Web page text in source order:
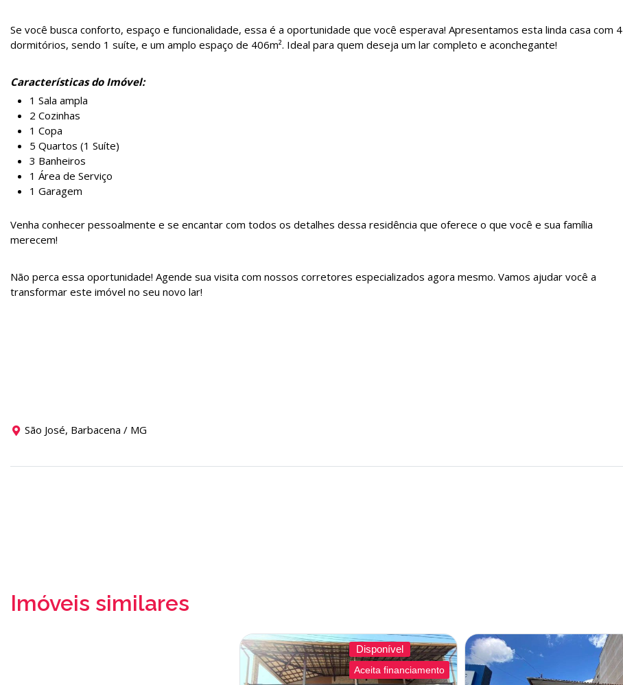
Se você busca conforto, espaço e funcionalidade, essa é a oportunidade que você esperava! Apresentamos esta linda casa com 4
dormitórios, sendo 1 suíte, e um amplo espaço de 406m². Ideal para quem deseja um lar completo e aconchegante!
Características do Imóvel:
1 Sala ampla
2 Cozinhas
1 Copa
5 Quartos (1 Suíte)
3 Banheiros
1 Área de Serviço
1 Garagem
Venha conhecer pessoalmente e se encantar com todos os detalhes dessa residência que oferece o que você e sua família
merecem!
Não perca essa oportunidade! Agende sua visita com nossos corretores especializados agora mesmo. Vamos ajudar você a
transformar este imóvel no seu novo lar!
São José, Barbacena / MG
Imóveis similares
Disponível
Aceita financiamento